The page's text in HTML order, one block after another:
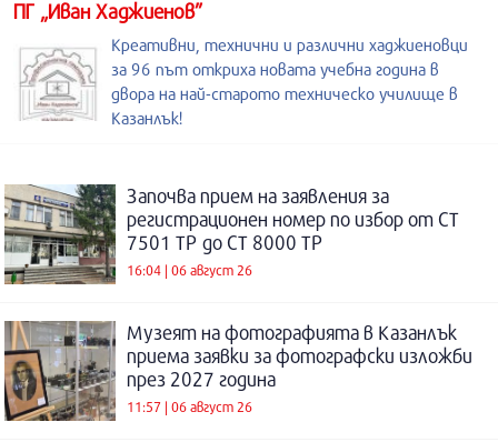
ПГ „Иван Хаджиенов”
Креативни, технични и различни хаджиеновци
за 96 път откриха новата учебна година в
двора на най-старото техническо училище в
Казанлък!
Започва прием на заявления за
регистрационен номер по избор от СТ
7501 ТР до СТ 8000 ТР
16:04 | 06 август 26
Музеят на фотографията в Казанлък
приема заявки за фотографски изложби
през 2027 година
11:57 | 06 август 26